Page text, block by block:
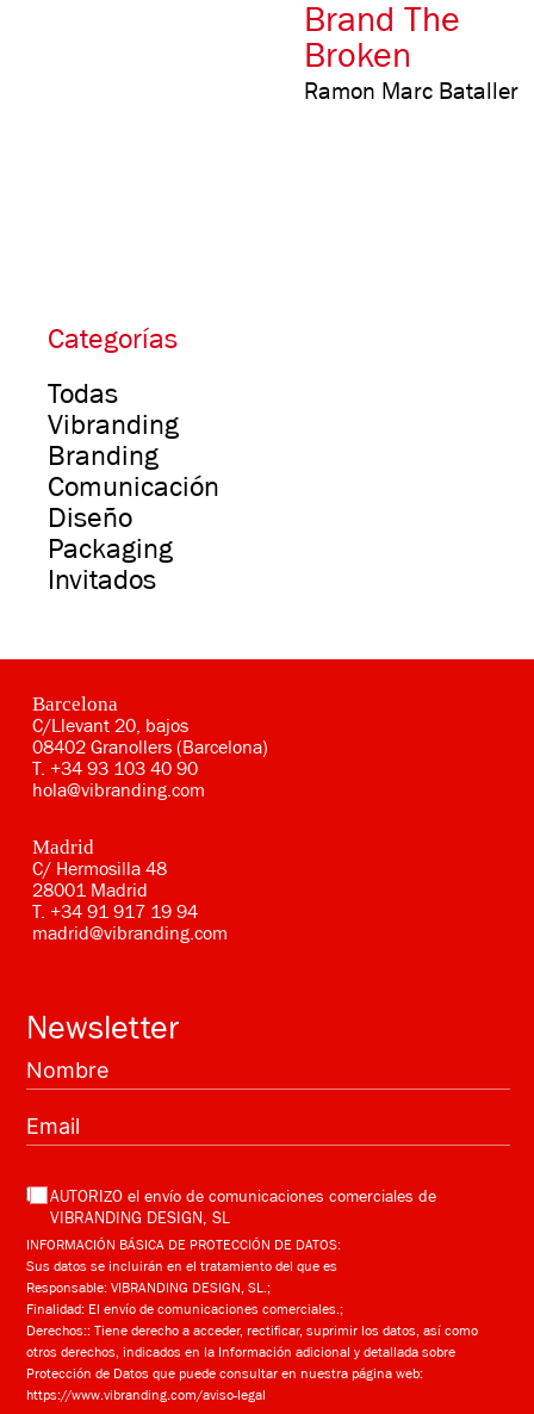
Brand The
Broken
Ramon Marc Bataller
Categorías
Todas
Vibranding
Branding
Comunicación
Diseño
Packaging
Invitados
Barcelona
C/Llevant 20, bajos
08402 Granollers (Barcelona)
T. +34 93 103 40 90
hola@vibranding.com
Madrid
C/ Hermosilla 48
28001 Madrid
T. +34 91 917 19 94
madrid@vibranding.com
Newsletter
AUTORIZO el envío de comunicaciones comerciales de
VIBRANDING DESIGN, SL
INFORMACIÓN BÁSICA DE PROTECCIÓN DE DATOS:
Sus datos se incluirán en el tratamiento del que es
Responsable: VIBRANDING DESIGN, SL.;
Finalidad: El envío de comunicaciones comerciales.;
Derechos:: Tiene derecho a acceder, rectificar, suprimir los datos, así como
otros derechos, indicados en la Información adicional y detallada sobre
Protección de Datos que puede consultar en nuestra página web:
https://www.vibranding.com/aviso-legal